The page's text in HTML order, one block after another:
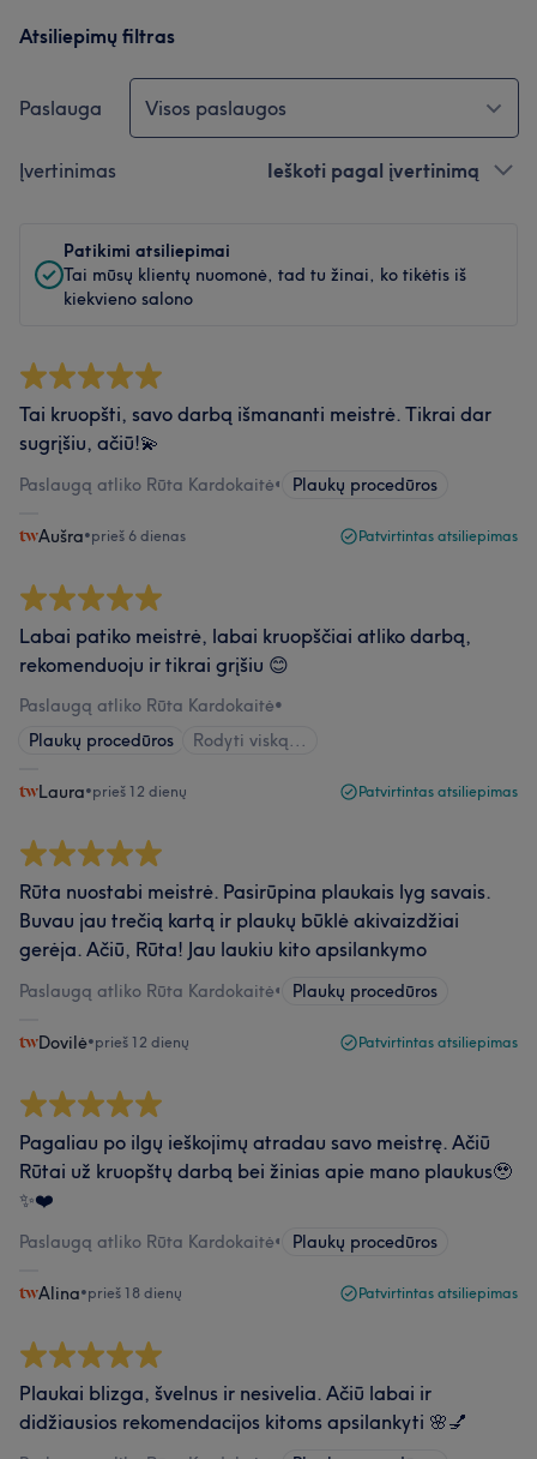
Atsiliepimų filtras
Paslauga Visos paslaugos
Įvertinimas Ieškoti pagal įvertinimą
Patikimi atsiliepimai
Tai mūsų klientų nuomonė, tad tu žinai, ko tikėtis iš
kiekvieno salono
Tai kruopšti, savo darbą išmananti meistrė. Tikrai dar
sugrįšiu, ačiū!💫
Paslaugą atliko Rūta Kardokaitė• Plaukų procedūros
Aušra•prieš 6 dienas Patvirtintas atsiliepimas
Labai patiko meistrė, labai kruopščiai atliko darbą,
rekomenduoju ir tikrai grįšiu 😊
Paslaugą atliko Rūta Kardokaitė•
Plaukų procedūros
Rodyti viską...
Laura•prieš 12 dienų Patvirtintas atsiliepimas
Rūta nuostabi meistrė. Pasirūpina plaukais lyg savais.
Buvau jau trečią kartą ir plaukų būklė akivaizdžiai
gerėja. Ačiū, Rūta! Jau laukiu kito apsilankymo
Paslaugą atliko Rūta Kardokaitė• Plaukų procedūros
Dovilė•prieš 12 dienų Patvirtintas atsiliepimas
Pagaliau po ilgų ieškojimų atradau savo meistrę. Ačiū
Rūtai už kruopštų darbą bei žinias apie mano plaukus🥹
✨❤️
Paslaugą atliko Rūta Kardokaitė• Plaukų procedūros
Alina•prieš 18 dienų Patvirtintas atsiliepimas
Plaukai blizga, švelnus ir nesivelia. Ačiū labai ir
didžiausios rekomendacijos kitoms apsilankyti 🌸💅